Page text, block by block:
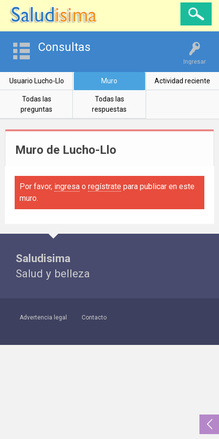
Ingresar
Consultas
Usuario Lucho-Llo Muro Actividad reciente
Todas las
preguntas
Todas las
respuestas
Muro de Lucho-Llo
Por favor, ingresa o regístrate para publicar en este
muro.
Saludisima
Salud y belleza
Advertencia legal Contacto